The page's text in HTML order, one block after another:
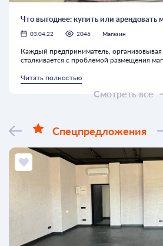
Смотреть все
Что выгоднее: купить или арендовать
03.04.22 2046 Магазин
Каждый предприниматель, организовывая
сталкивается с проблемой размещения
Читать полностью
Спецпредложения